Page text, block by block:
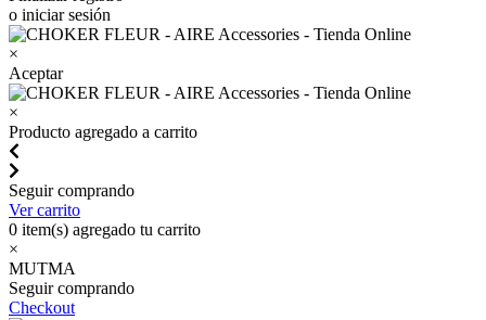
o iniciar sesión
×
Aceptar
×
Producto agregado a carrito
Seguir comprando
Ver carrito
0 item(s) agregado tu carrito
×
MUTMA
Seguir comprando
Checkout